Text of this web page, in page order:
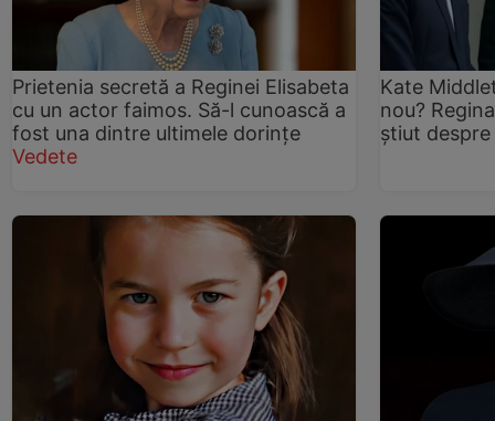
Prietenia secretă a Reginei Elisabeta
cu un actor faimos. Să-l cunoască a
fost una dintre ultimele dorințe
Vedete
Kate
nou?
știut